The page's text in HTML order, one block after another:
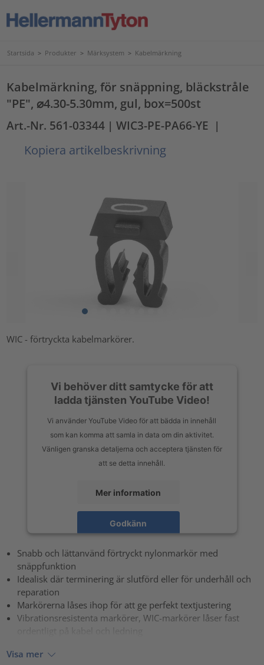
Startsida > Produkter > Märksystem > Kabelmärkning
Kabelmärkning, för snäppning, bläckstråle
"PE", ⌀4.30-5.30mm, gul, box=500st
Art.-Nr. 561-03344 | WIC3-PE-PA66-YE |
Kopiera artikelbeskrivning
WIC - förtryckta kabelmarkörer.
Vi behöver ditt samtycke för att
ladda tjänsten YouTube Video!
Vi använder YouTube Video för att bädda in innehåll
som kan komma att samla in data om din aktivitet.
Vänligen granska detaljerna och acceptera tjänsten för
att se detta innehåll.
Mer information
Godkänn
Snabb och lättanvänd förtryckt nylonmarkör med
snäppfunktion
Idealisk där terminering är slutförd eller för underhåll och
reparation
Markörerna låses ihop för att ge perfekt textjustering
Vibrationsresistenta markörer, WIC-markörer låser fast
Visa mer